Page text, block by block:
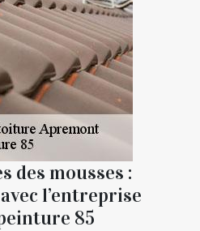
des mousses :
l’entreprise
85